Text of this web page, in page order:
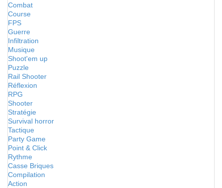
Combat
Course
FPS
Guerre
Infiltration
Musique
Shoot'em up
Puzzle
Rail Shooter
Réflexion
RPG
Shooter
Stratégie
Survival horror
Tactique
Party Game
Point & Click
Rythme
Casse Briques
Compilation
Action